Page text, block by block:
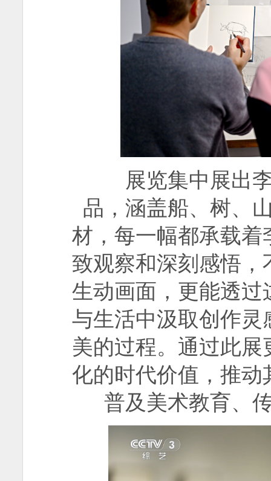
展览集中展出李
品，涵盖船、树、
材，每一幅都承载
致观察和深刻感悟
生动画面，更能透
与生活中汲取创作
美的过程。通过此
化的时代价值，推
普及美术教育、